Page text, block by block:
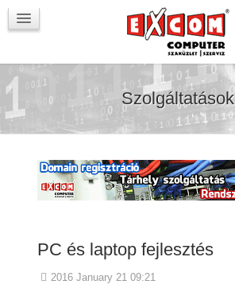
VörösmartyKOCKA
Szolgáltatások
PC és laptop fejlesztés
2016 January 21 09:21